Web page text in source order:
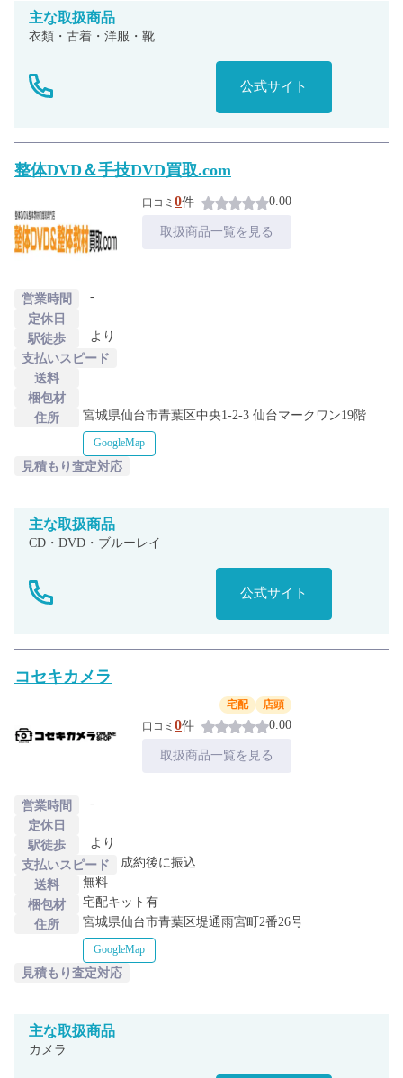
主な取扱商品
衣類・古着・洋服・靴
公式サイト
整体DVD＆手技DVD買取.com
口コミ 0件 0.00
取扱商品一覧を見る
営業時間
-
定休日
駅徒歩
より
支払いスピード
送料
梱包材
住所
宮城県仙台市青葉区中央1-2-3 仙台マークワン19階
GoogleMap
見積もり査定対応
主な取扱商品
CD・DVD・ブルーレイ
公式サイト
コセキカメラ
宅配
店頭
口コミ 0件 0.00
取扱商品一覧を見る
営業時間
-
定休日
駅徒歩
より
支払いスピード
成約後に振込
送料
無料
梱包材
宅配キット有
住所
宮城県仙台市青葉区堤通雨宮町2番26号
GoogleMap
見積もり査定対応
主な取扱商品
カメラ